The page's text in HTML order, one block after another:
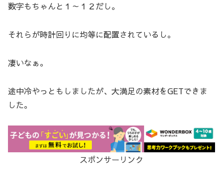
数字もちゃんと１～１２だし。
それらが時計回りに均等に配置されているし。
凄いなぁ。
途中冷やっともしましたが、大満足の素材をGETできま
した。
スポンサーリンク